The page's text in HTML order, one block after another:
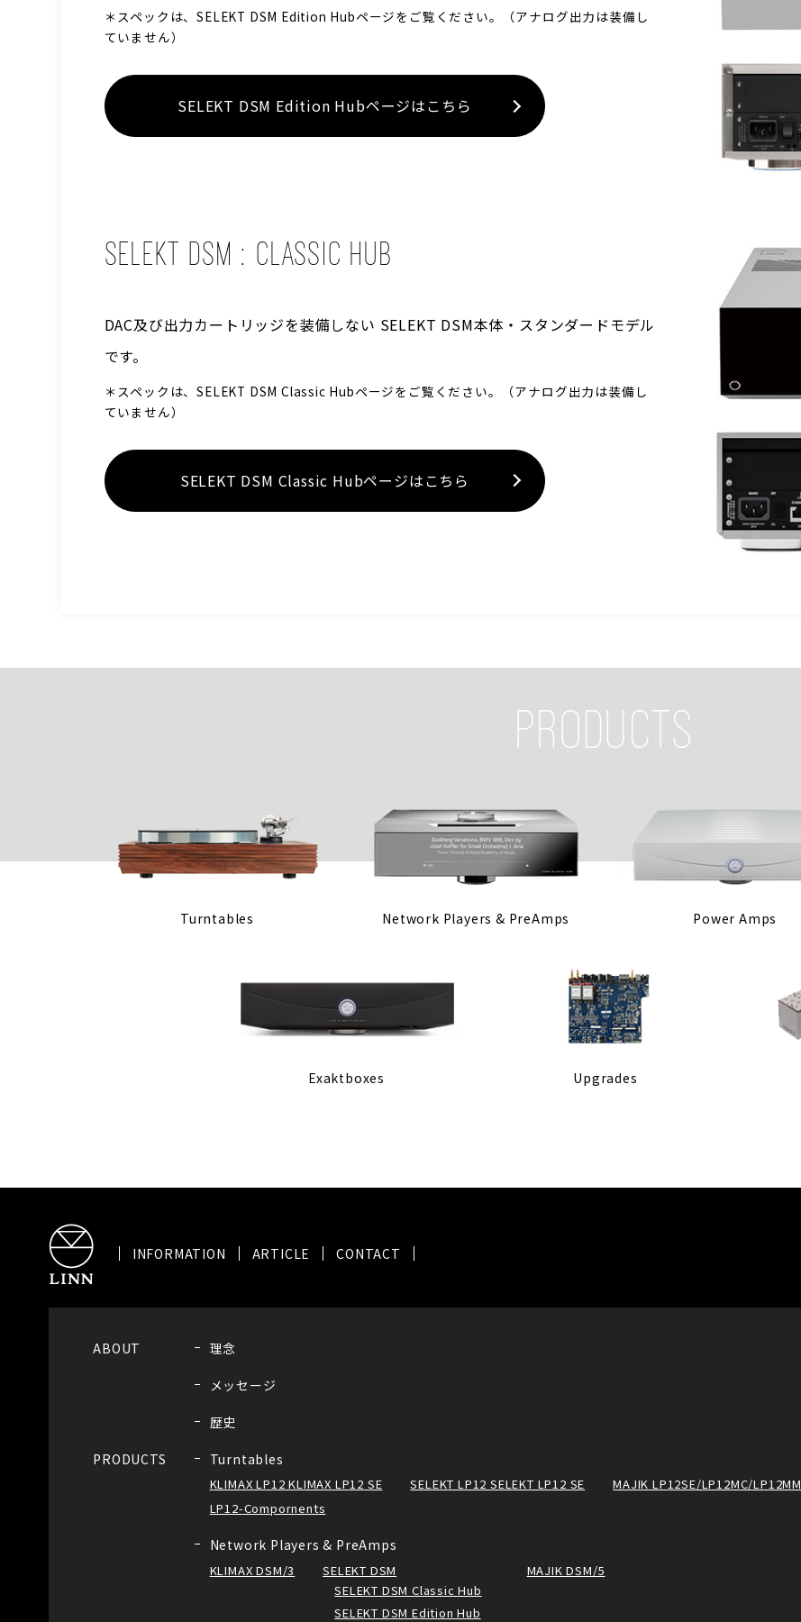
＊スペックは、SELEKT DSM Edition Hubページをご覧ください。（アナログ出力は装備し
ていません）
SELEKT DSM Edition Hubページはこちら
SELEKT DSM : CLASSIC HUB
DAC及び出力カートリッジを装備しない SELEKT DSM本体・スタンダードモデル
です。
＊スペックは、SELEKT DSM Classic Hubページをご覧ください。（アナログ出力は装備し
ていません）
SELEKT DSM Classic Hubページはこちら
PRODUCTS
Turntables Network Players & PreAmps Power Amps
Exaktboxes Upgrades
INFORMATION ARTICLE CONTACT
ABOUT 理念
メッセージ
歴史
PRODUCTS Turntables
KLIMAX LP12 KLIMAX LP12 SE SELEKT LP12 SELEKT LP12 SE
MAJIK LP12SE/LP12MC/LP12MM
LP12-Compornents
Network Players & PreAmps
KLIMAX DSM/3
SELEKT DSM
SELEKT DSM Classic Hub
SELEKT DSM Edition Hub
MAJIK DSM/5